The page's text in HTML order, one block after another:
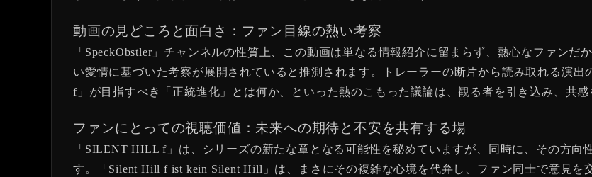
動画の見どころと面白さ：ファン目線の熱い考察
「SpeckObstler」チャンネルの性質上、この動画は単なる情報紹介に留まらず、熱心なファン
い愛情に基づいた考察が展開されていると推測されます。トレーラーの断片から読み取れる演
f」が目指すべき「正統進化」とは何か、といった熱のこもった議論は、観る者を引き込み、共感
ファンにとっての視聴価値：未来への期待と不安を共有する場
「SILENT HILL f」は、シリーズの新たな章となる可能性を秘めていますが、同時に、その方向
す。「Silent Hill f ist kein Silent Hill」は、まさにその複雑な心境を代弁し、ファン同士で意見を